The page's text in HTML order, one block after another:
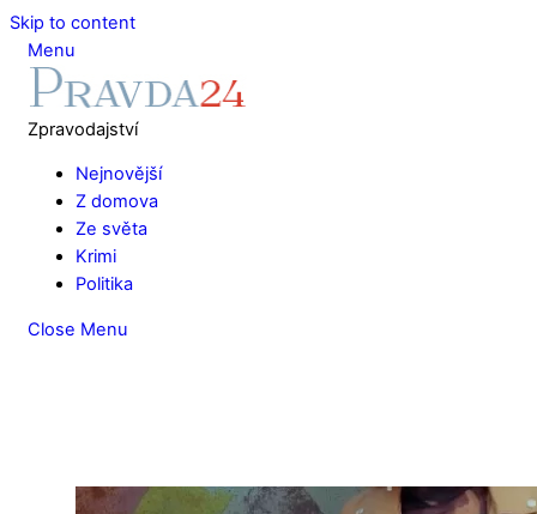
Skip to content
Menu
Zpravodajství
Nejnovější
Z domova
Ze světa
Krimi
Politika
Close Menu